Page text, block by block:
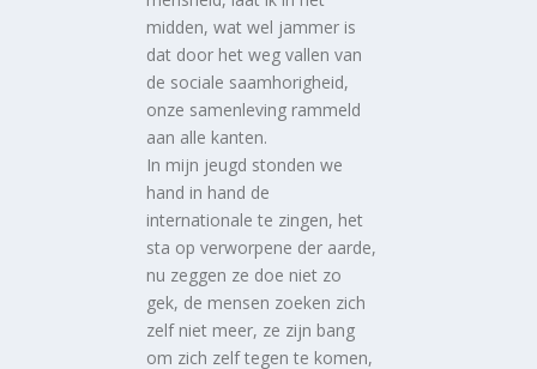
midden, wat wel jammer is
dat door het weg vallen van
de sociale saamhorigheid,
onze samenleving rammeld
aan alle kanten.
In mijn jeugd stonden we
hand in hand de
internationale te zingen, het
sta op verworpene der aarde,
nu zeggen ze doe niet zo
gek, de mensen zoeken zich
zelf niet meer, ze zijn bang
om zich zelf tegen te komen,